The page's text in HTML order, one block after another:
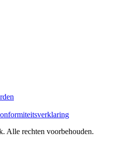
Alle rechten voorbehouden.